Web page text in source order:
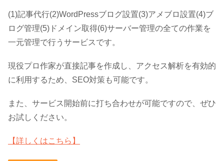
(1)記事代行(2)WordPressブログ設置(3)アメブロ設置(4)ブ
ログ管理(5)ドメイン取得(6)サーバー管理の全ての作業を
一元管理で行うサービスです。
現役プロ作家が直接記事を作成し、アクセス解析を有効的
に利用するため、SEO対策も可能です。
また、サービス開始前に打ち合わせが可能ですので、ぜひ
お試しください。
【詳しくはこちら】